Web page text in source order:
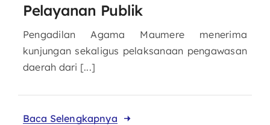
Pelayanan Publik
Pengadilan Agama Maumere menerima
kunjungan sekaligus pelaksanaan pengawasan
daerah dari [...]
Baca Selengkapnya